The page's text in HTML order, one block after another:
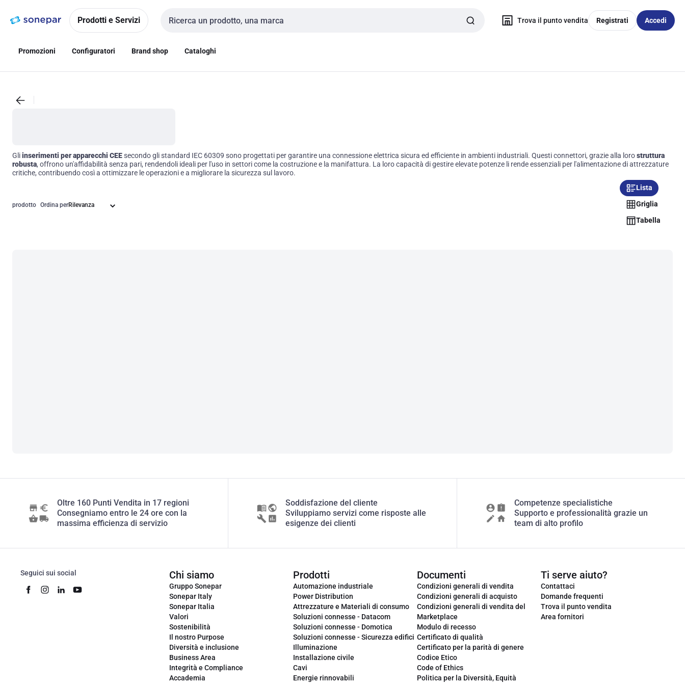
navigazionealla
Prodotti e Servizi
Cerca input
Trova il punto vendita Registrati Accedi
Promozioni Configuratori Brand shop Cataloghi
Gliinserimenti per apparecchi CEEsecondo gli standard IEC 60309 sono progettati per garantire una connessione elettrica sicura ed efficiente in ambienti industriali. Questi connettori, grazie alla lorostruttura
robusta, offrono un'affidabilità senza pari, rendendoli ideali per l'uso in settori come la costruzione e la manifattura. La loro capacità di gestire elevate potenze li rende essenziali per l'alimentazione di attrezzature
critiche, contribuendo così a ottimizzare le operazioni e a migliorare la sicurezza sul lavoro.
prodotto Ordina per
Lista
Griglia
Tabella
Oltre 160 Punti Vendita in 17 regioni
Consegniamo entro le 24 ore con la
massima efficienza di servizio
Soddisfazione del cliente
Sviluppiamo servizi come risposte alle
esigenze dei clienti
Competenze specialistiche
Supporto e professionalità grazie un
team di alto profilo
Seguici sui social Chi siamo
Gruppo Sonepar
Sonepar Italy
Sonepar Italia
Valori
Sostenibilità
Il nostro Purpose
Diversità e inclusione
Business Area
Integrità e Compliance
Accademia
Prodotti
Automazione industriale
Power Distribution
Attrezzature e Materiali di consumo
Soluzioni connesse - Datacom
Soluzioni connesse - Domotica
Soluzioni connesse - Sicurezza edifici
Illuminazione
Installazione civile
Cavi
Energie rinnovabili
Documenti
Condizioni generali di vendita
Condizioni generali di acquisto
Condizioni generali di vendita del
Marketplace
Modulo di recesso
Certificato di qualità
Certificato per la parità di genere
Codice Etico
Code of Ethics
Politica per la Diversità, Equità
Ti serve aiuto?
Contattaci
Domande frequenti
Trova il punto vendita
Area fornitori